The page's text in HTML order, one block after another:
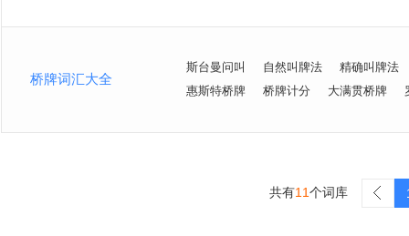
桥牌词汇大全
斯台曼问叫 自然叫牌法
精确叫牌法
惠斯特桥牌
桥牌计分 大满贯桥牌
共有11个词库